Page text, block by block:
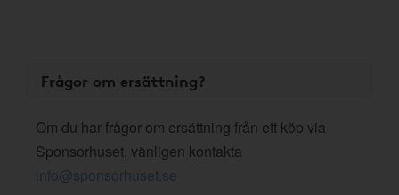
Frågor om ersättning?
Om du har frågor om ersättning från ett köp via
Sponsorhuset, vänligen kontakta
info@sponsorhuset.se